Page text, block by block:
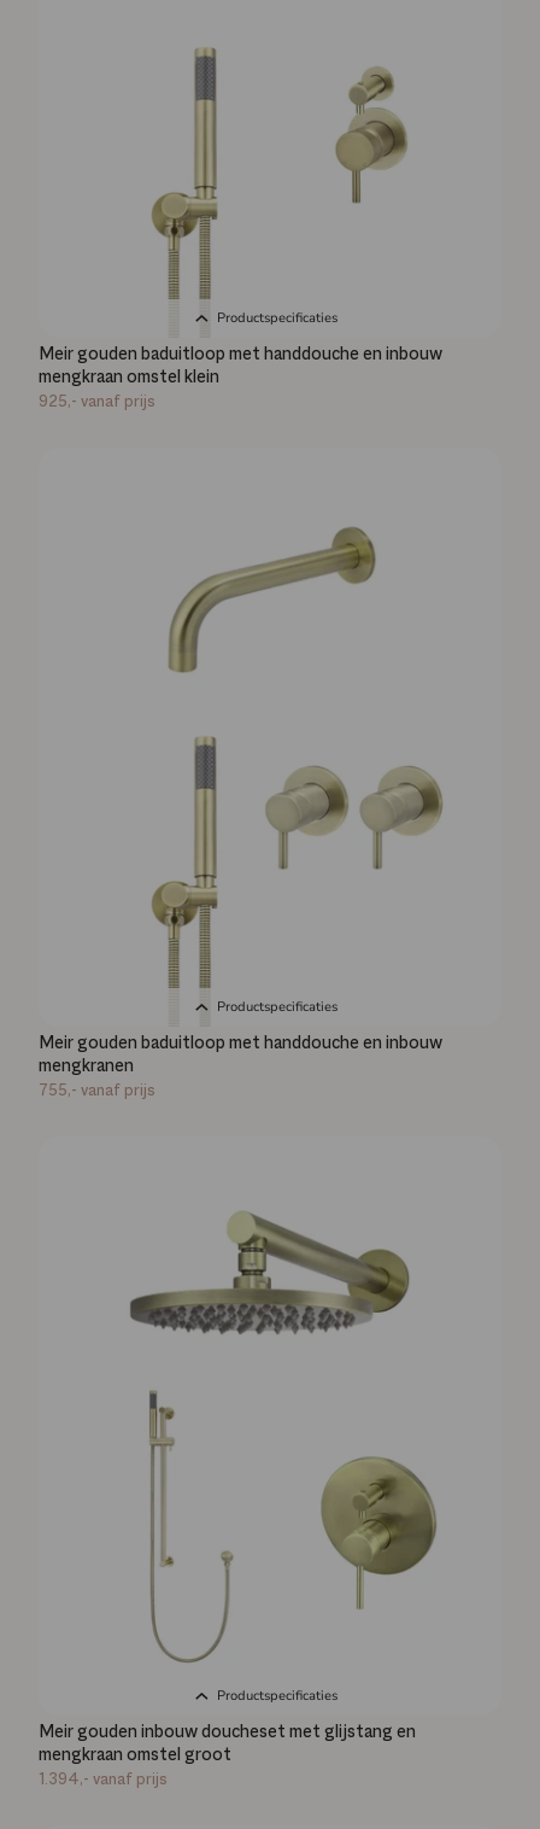
Productspecificaties
Meir gouden baduitloop met handdouche en inbouw
mengkraan omstel klein
925,- vanaf prijs
Productspecificaties
Meir gouden baduitloop met handdouche en inbouw
mengkranen
755,- vanaf prijs
Productspecificaties
Meir gouden inbouw doucheset met glijstang en
mengkraan omstel groot
1.394,- vanaf prijs